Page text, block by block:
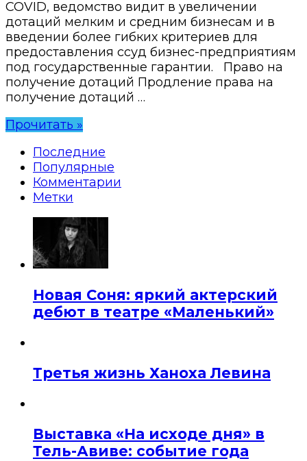
COVID, ведомство видит в увеличении
дотаций мелким и средним бизнесам и в
введении более гибких критериев для
предоставления ссуд бизнес-предприятиям
под государственные гарантии. Право на
получение дотаций Продление права на
получение дотаций …
Прочитать »
Последние
Популярные
Комментарии
Метки
Новая Соня: яркий актерский
дебют в театре «Маленький»
Третья жизнь Ханоха Левина
Выставка «На исходе дня» в
Тель-Авиве: событие года